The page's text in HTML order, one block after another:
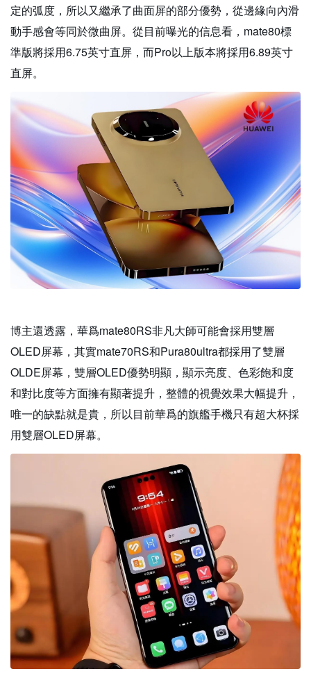
定的弧度，所以又繼承了曲面屏的部分優勢，從邊緣向內滑
動手感會等同於微曲屏。從目前曝光的信息看，mate80標
準版將採用6.75英寸直屏，而Pro以上版本將採用6.89英寸
直屏。
博主還透露，華爲mate80RS非凡大師可能會採用雙層
OLED屏幕，其實mate70RS和Pura80ultra都採用了雙層
OLDE屏幕，雙層OLED優勢明顯，顯示亮度、色彩飽和度
和對比度等方面擁有顯著提升，整體的視覺效果大幅提升，
唯一的缺點就是貴，所以目前華爲的旗艦手機只有超大杯採
用雙層OLED屏幕。